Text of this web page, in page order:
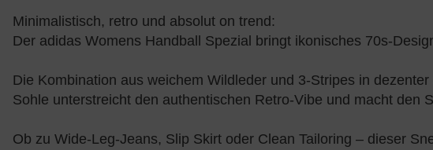
Minimalistisch, retro und absolut on trend:
Der adidas Womens Handball Spezial bringt ikonisches 70s-
Die Kombination aus weichem Wildleder und 3-Stripes in
Sohle unterstreicht den authentischen Retro-Vibe und macht den
Ob zu Wide-Leg-Jeans, Slip Skirt oder Clean Tailoring – dieser